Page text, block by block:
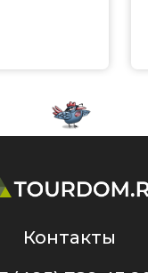
Контакты